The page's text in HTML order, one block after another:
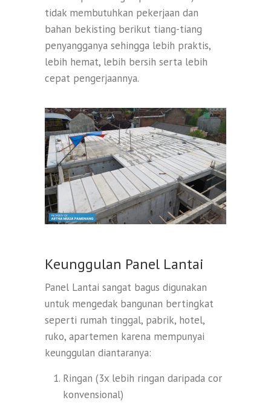
tidak membutuhkan pekerjaan dan
bahan bekisting berikut tiang-tiang
penyangganya sehingga lebih praktis,
lebih hemat, lebih bersih serta lebih
cepat pengerjaannya.
Keunggulan Panel Lantai
Panel Lantai sangat bagus digunakan
untuk mengedak bangunan bertingkat
seperti rumah tinggal, pabrik, hotel,
ruko, apartemen karena mempunyai
keunggulan diantaranya:
Ringan (3x lebih ringan daripada cor
konvensional)